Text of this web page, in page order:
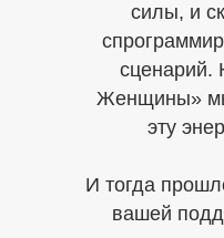
силы, и
сценарий.
Женщины»
эту
И тогда
вашей